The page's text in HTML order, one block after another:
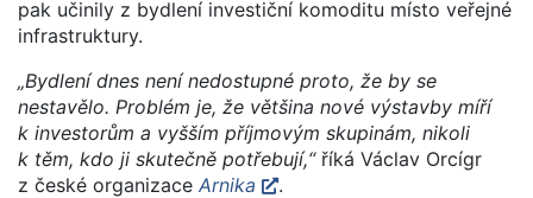
pak učinily z bydlení investiční komoditu místo veřejné
infrastruktury.
„Bydlení dnes není nedostupné proto, že by se
nestavělo. Problém je, že většina nové výstavby míří
k investorům a vyšším příjmovým skupinám, nikoli
k těm, kdo ji skutečně potřebují,“říká Václav Orcígr
z české organizace Arnika
.